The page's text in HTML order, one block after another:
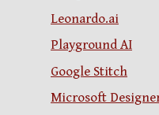
Leonardo.ai
Playground AI
Google Stitch
Microsoft